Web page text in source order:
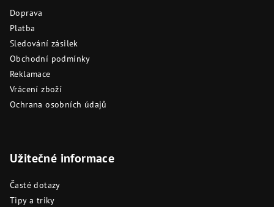
Doprava
Platba
Sledování zásilek
Obchodní podmínky
Reklamace
Vrácení zboží
Ochrana osobních údajů
Užitečné informace
Časté dotazy
Tipy a triky